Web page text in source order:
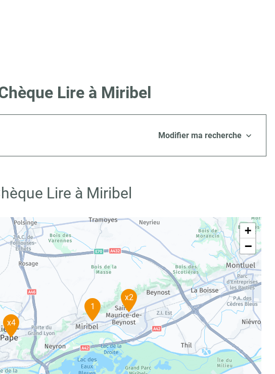
Lire à Miribel
Modifier ma recherche
Lire à Miribel
x4
1
x2
+
−